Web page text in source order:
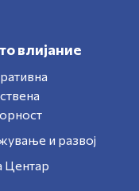
влијание
и развој
Центар